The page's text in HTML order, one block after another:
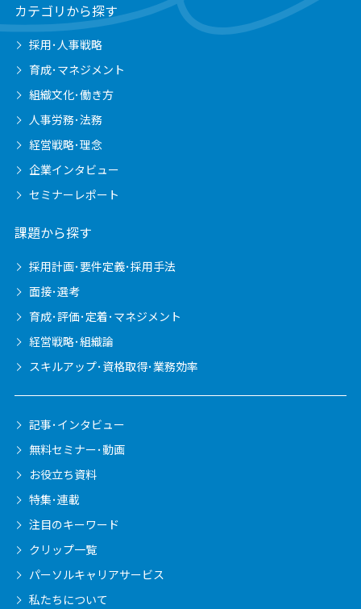
カテゴリから探す
採用･人事戦略
育成･マネジメント
組織文化･働き方
人事労務･法務
経営戦略･理念
企業インタビュー
セミナーレポート
課題から探す
採用計画･要件定義･採用手法
面接･選考
育成･評価･定着･マネジメント
経営戦略･組織論
スキルアップ･資格取得･業務効率
記事･インタビュー
無料セミナー･動画
お役立ち資料
特集･連載
注目のキーワード
クリップ一覧
パーソルキャリアサービス
私たちについて